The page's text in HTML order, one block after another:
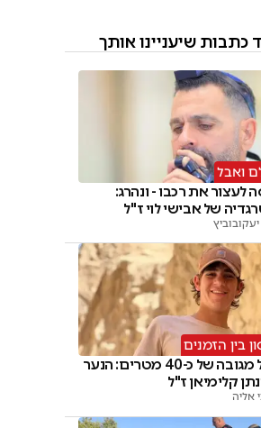
כתבות שיעניינו אותך
ואבל
לעצור את רכבו - ונהרג:
של אבישי לוי ז"ל
בין הזמנים
נפל מגובה של כ-40 מטרים: הנער
קלימיאן ז"ל
אליה